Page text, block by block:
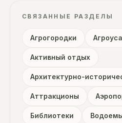
СВЯЗАННЫЕ РАЗДЕЛЫ
Агрогородки
Активный отдых
Архитектурно-
Аттракционы
Библиотеки